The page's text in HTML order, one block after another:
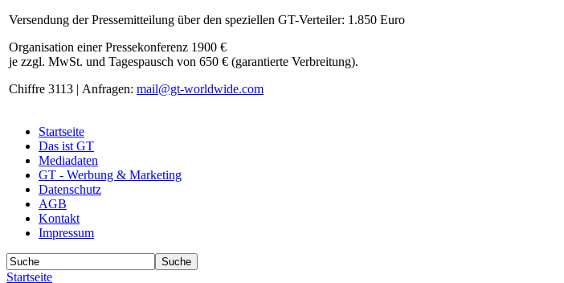
Versendung der Pressemitteilung über den speziellen GT-Verteiler: 1.850 Euro
Organisation einer Pressekonferenz 1900 €
je zzgl. MwSt. und Tagespausch von 650 € (garantierte Verbreitung).
Chiffre 3113 | Anfragen: mail@gt-worldwide.com
Startseite
Das ist GT
Mediadaten
GT - Werbung & Marketing
Datenschutz
AGB
Kontakt
Impressum
Startseite